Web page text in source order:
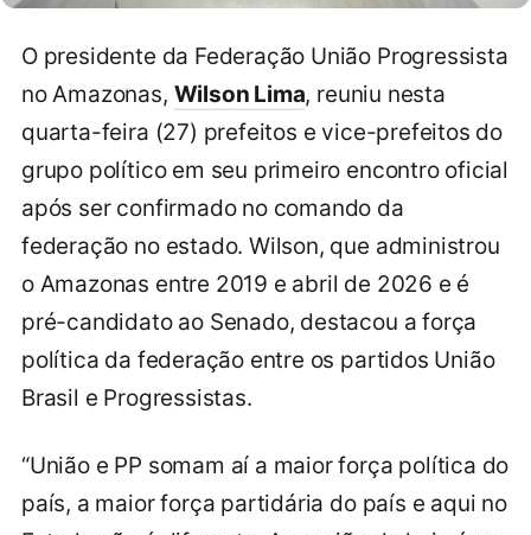
O presidente da Federação União Progressista
no Amazonas, Wilson Lima, reuniu nesta
quarta-feira (27) prefeitos e vice-prefeitos do
grupo político em seu primeiro encontro oficial
após ser confirmado no comando da
federação no estado. Wilson, que administrou
o Amazonas entre 2019 e abril de 2026 e é
pré-candidato ao Senado, destacou a força
política da federação entre os partidos União
Brasil e Progressistas.
“União e PP somam aí a maior força política do
país, a maior força partidária do país e aqui no